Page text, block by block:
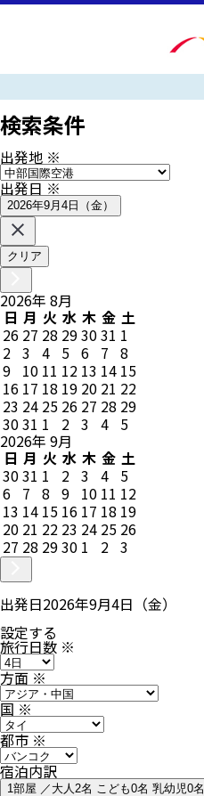
検索条件
出発地 ※
出発日※
2026年9月4日（金）
クリア
2026年 8月
日 月 火 水 木 金 土
26 27 28 293031 1
2 3 4 5 6 7 8
9 10 11 12 13 14 15
16 17 18 19 20 21 22
23 24 25 26 27 28 29
3031 1 2 3 4 5
2026年 9月
日 月 火 水 木 金 土
3031 1 2 3 4 5
6 7 8 9 10 11 12
13 14 15 16 17 18 19
20 21 22 23 24 25 26
27 28 2930 1 2 3
出発日2026年9月4日（金）
設定する
旅行日数 ※
方面※
国※
都市※
宿泊内訳
1部屋 ／大人2名 こども0名 乳幼児0名